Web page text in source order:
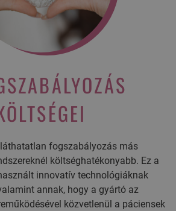
fogszabályozás más
költséghatékonyabb. Ez a
innovatív technológiáknak
annak, hogy a gyártó az
közvetlenül a páciensek